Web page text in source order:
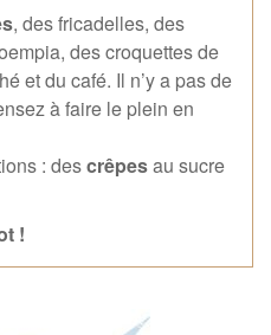
, des fricadelles, des
des croquettes de
et du café. Il n’y a pas de
à faire le plein en
: descrêpesau sucre
!